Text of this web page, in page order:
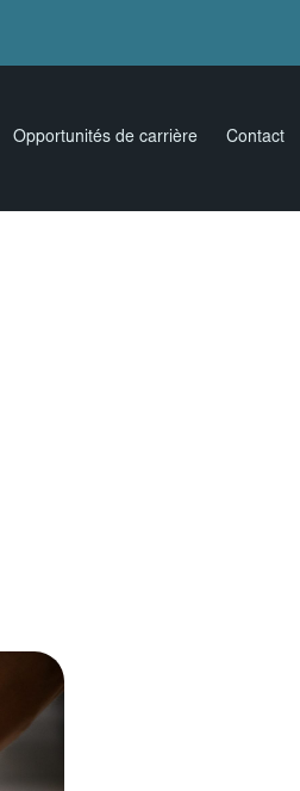
Opportunités de carrière Contact